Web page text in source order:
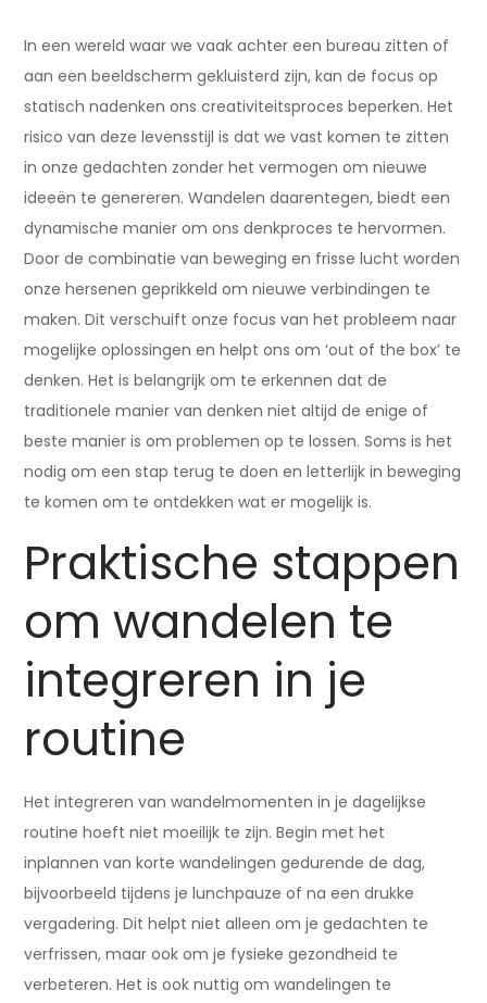
In een wereld waar we vaak achter een bureau zitten of
aan een beeldscherm gekluisterd zijn, kan de focus op
statisch nadenken ons creativiteitsproces beperken. Het
risico van deze levensstijl is dat we vast komen te zitten
in onze gedachten zonder het vermogen om nieuwe
ideeën te genereren. Wandelen daarentegen, biedt een
dynamische manier om ons denkproces te hervormen.
Door de combinatie van beweging en frisse lucht worden
onze hersenen geprikkeld om nieuwe verbindingen te
maken. Dit verschuift onze focus van het probleem naar
mogelijke oplossingen en helpt ons om ‘out of the box’ te
denken. Het is belangrijk om te erkennen dat de
traditionele manier van denken niet altijd de enige of
beste manier is om problemen op te lossen. Soms is het
nodig om een stap terug te doen en letterlijk in beweging
te komen om te ontdekken wat er mogelijk is.
Praktische stappen
om wandelen te
integreren in je
routine
Het integreren van wandelmomenten in je dagelijkse
routine hoeft niet moeilijk te zijn. Begin met het
inplannen van korte wandelingen gedurende de dag,
bijvoorbeeld tijdens je lunchpauze of na een drukke
vergadering. Dit helpt niet alleen om je gedachten te
verfrissen, maar ook om je fysieke gezondheid te
verbeteren. Het is ook nuttig om wandelingen te